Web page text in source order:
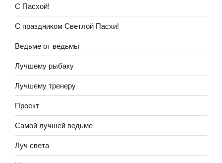
С Пасхой!
С праздником Светлой Пасхи!
Ведьме от ведьмы
Лучшему рыбаку
Лучшему тренеру
Проект
Самой лучшей ведьме
Луч света